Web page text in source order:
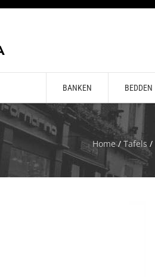
BANKEN BEDDEN
Home/ Tafels/